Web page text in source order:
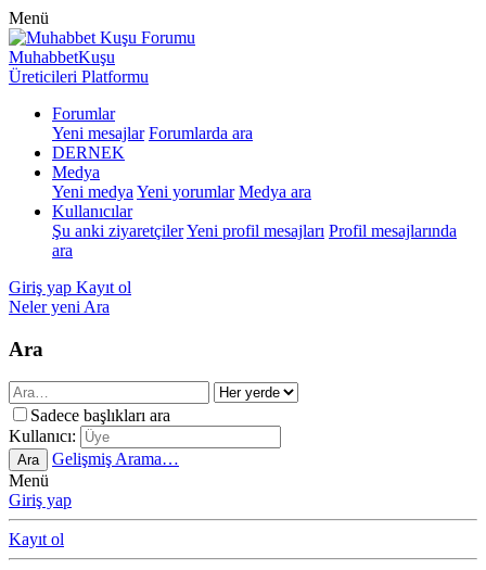
Menü
MuhabbetKuşu
Üreticileri Platformu
Forumlar
Yeni mesajlar Forumlarda ara
DERNEK
Medya
Yeni medya Yeni yorumlar Medya ara
Kullanıcılar
Şu anki ziyaretçilerYeni profil mesajları Profil mesajlarında
ara
Giriş yap Kayıt ol
Neler yeni Ara
Ara
Sadece başlıkları ara
Kullanıcı:
Ara
Gelişmiş Arama…
Menü
Giriş yap
Kayıt ol